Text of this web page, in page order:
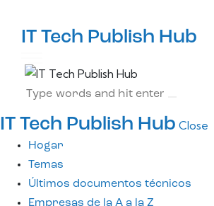
IT Tech Publish Hub
IT Tech Publish Hub Close
Hogar
Temas
Últimos documentos técnicos
Empresas de la A a la Z